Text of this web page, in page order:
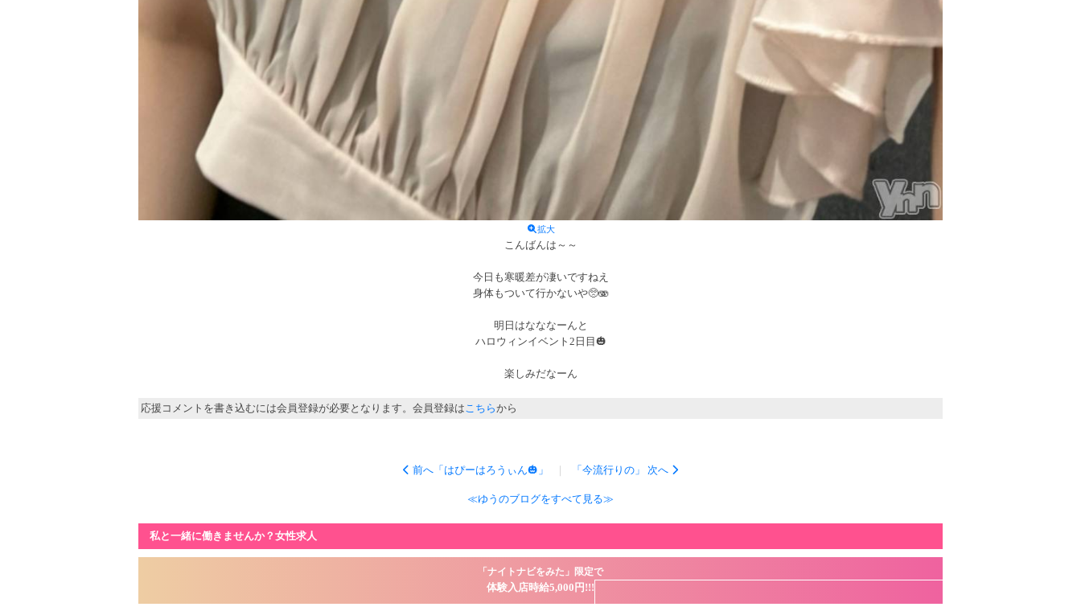
拡大
こんばんは～～
今日も寒暖差が凄いですねえ
身体もついて行かないや🥺🫨
明日はなななーんと
ハロウィンイベント2日目🎃
楽しみだなーん
応援コメントを書き込むには会員登録が必要となります。会員登録は こちらから
前へ「はぴーはろうぃん🎃」 「今流行りの」 次へ
≪ゆうのブログをすべて見る≫
私と一緒に働きませんか？女性求人
「ナイトナビをみた」限定で
体験入店時給5,000円!!!